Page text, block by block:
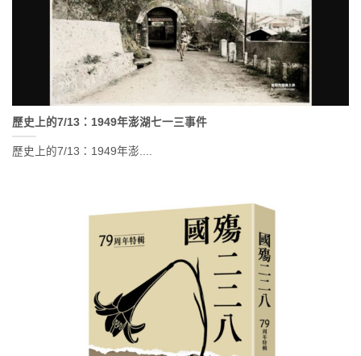
歷史上的7/13：1949年澎湖七一三事件
歷史上的7/13：1949年澎....